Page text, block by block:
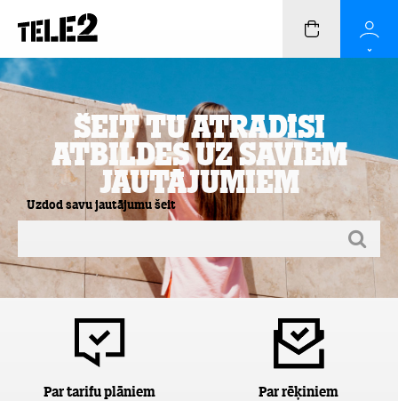
Šeit Tu atradīsi
atbildes uz saviem
jautājumiem
Uzdod savu jautājumu šeit
Par tarifu plāniem Par rēķiniem